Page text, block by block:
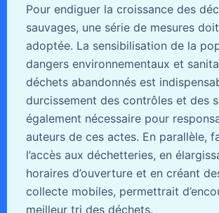
Pour endiguer la croissance des
sauvages, une série de mesures
adoptée. La sensibilisation de la
dangers environnementaux et
déchets abandonnés est
durcissement des contrôles et des
également nécessaire pour
auteurs de ces actes. En parallèle,
l’accès aux déchetteries, en
horaires d’ouverture et en créant
collecte mobiles, permettrait
meilleur tri des déchets.